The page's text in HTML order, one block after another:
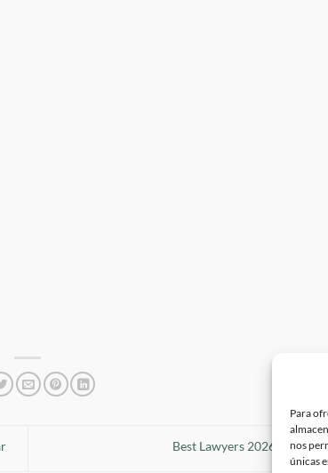
Para
nos
únicas
Best Lawyers 2026